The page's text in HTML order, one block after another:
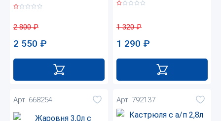
2 800₽
2 550 ₽
1 320₽
1 290 ₽
Арт. 668254 Арт. 792137